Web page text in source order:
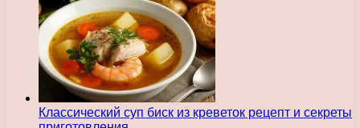
Классический суп биск из креветок рецепт и секреты